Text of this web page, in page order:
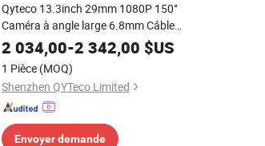
Qyteco 13.3inch 29mm 1080P 150°
Caméra à angle large 6.8mm Câble
512Hz Sonde tête de caméra auto-
nivelante Système d'inspection des
pipelines Industrie CCTV caméra
numérique
2 034,00-2 342,00 $US
1 Pièce (MOQ)
Shenzhen QYTeco Limited
Envoyer demande